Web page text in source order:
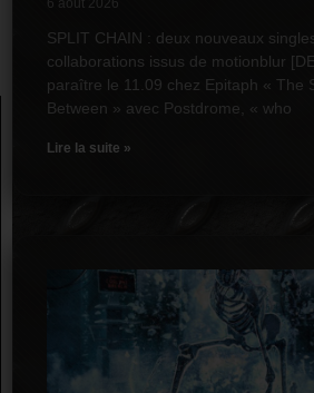
6 août 2026
SPLIT CHAIN : deux nouveaux
collaborations issus de motionblur
paraître le 11.09 chez Epitaph « The
Between » avec Postdrome, « who
Lire la suite »